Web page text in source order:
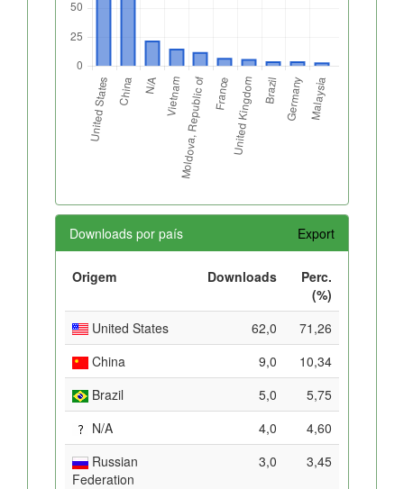
Downloads por país Export
Origem Downloads
Perc.
(%)
United States
62,0
71,26
China
9,0
10,34
Brazil
5,0
5,75
N/A
4,0
4,60
Russian
Federation
3,0 3,45